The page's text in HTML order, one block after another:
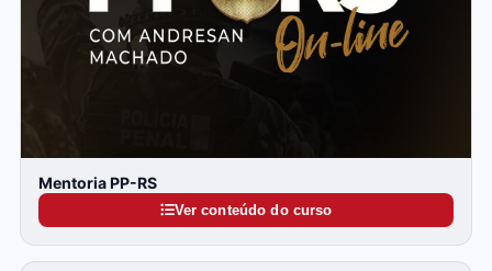
Mentoria PP-RS
Ver conteúdo do curso